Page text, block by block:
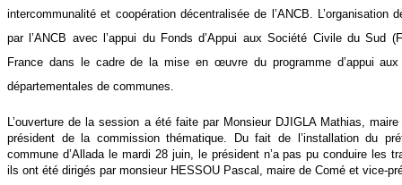
intercommunalité et coopération décentralisée de l’ANCB. L’organisation
par l’ANCB avec l’appui du Fonds d’Appui aux Société Civile du Sud
France dans le cadre de la mise en œuvre du programme d’appui
départementales de communes.
L’ouverture de la session a été faite par Monsieur DJIGLA Mathias,
président de la commission thématique. Du fait de l’installation du
commune d’Allada le mardi 28 juin, le président n’a pas pu conduire les
ils ont été dirigés par monsieur HESSOU Pascal, maire de Comé et vice-